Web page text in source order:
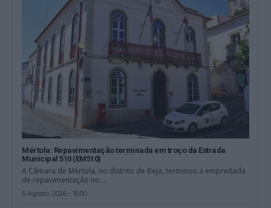
Mértola: Repavimentação terminada em troço da Estrada
Municipal 510 (EM510)
A Câmara de Mértola, no distrito de Beja, terminou a empreitada
de repavimentação no...
5 Agosto, 2026 - 16:00